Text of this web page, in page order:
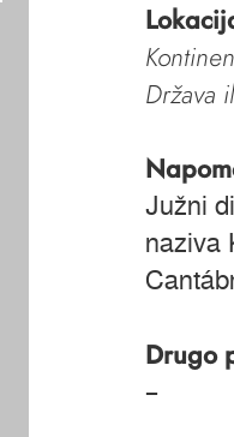
Država
Južni
naziva
Drugo
–